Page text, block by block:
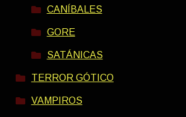
CANÍBALES
GORE
SATÁNICAS
TERROR GÓTICO
VAMPIROS